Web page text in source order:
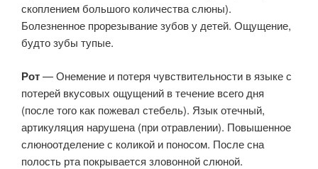
скоплением большого количества слюны).
Болезненное прорезывание зубов у детей. Ощущение,
будто зубы тупые.
Рот— Онемение и потеря чувствительности в языке с
потерей вкусовых ощущений в течение всего дня
(после того как пожевал стебель). Язык отечный,
артикуляция нарушена (при отравлении). Повышенное
слюноотделение с коликой и поносом. После сна
полость рта покрывается зловонной слюной.